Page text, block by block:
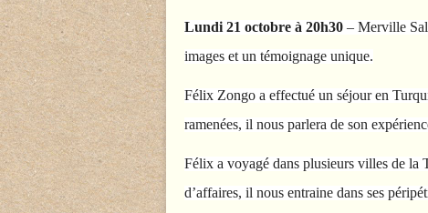
Lundi 21 octobre à 20h30 – Merville
images et un témoignage unique.
Félix Zongo a effectué un séjour en
ramenées, il nous parlera de son
Félix a voyagé dans plusieurs villes de la
d’affaires, il nous entraine dans ses